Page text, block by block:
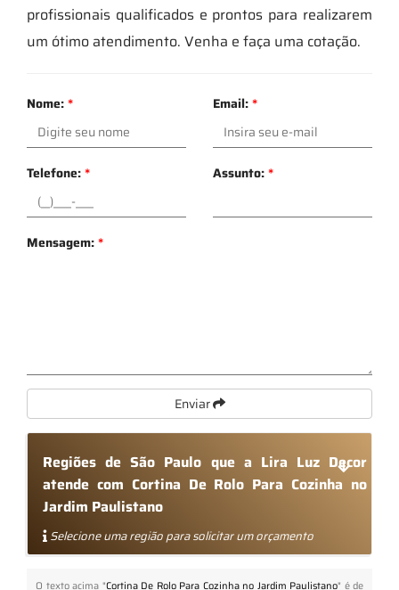
profissionais qualificados e prontos para realizarem
um ótimo atendimento. Venha e faça uma cotação.
Nome:* Email:*
Telefone:* Assunto:*
Mensagem:*
Enviar
Regiões de São Paulo que a Lira Luz Decor
atende com Cortina De Rolo Para Cozinha no
Jardim Paulistano
Selecione uma região para solicitar um orçamento
O texto acima "Cortina De Rolo Para Cozinha no Jardim Paulistano" é de